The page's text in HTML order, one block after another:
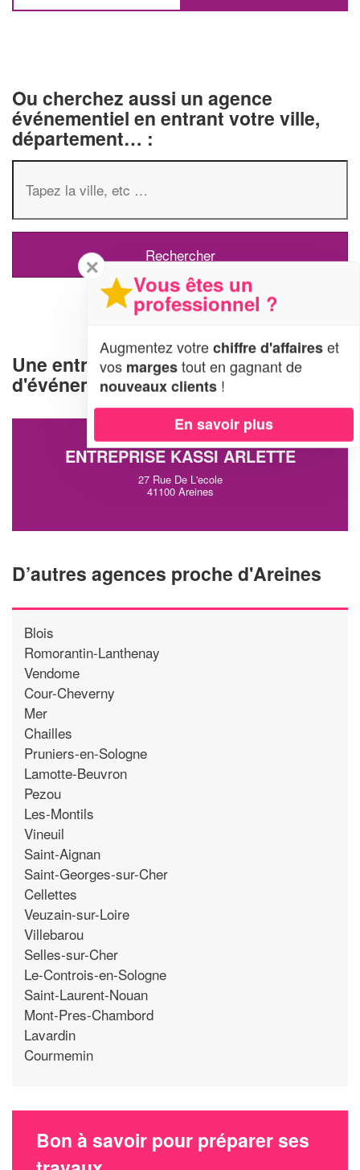
Ou cherchez aussi un agence
événementiel en entrant votre ville,
département… :
Une entreprise d'organisation
d'événements à Areines (41100)
ENTREPRISE KASSI ARLETTE
27 Rue De L'ecole
41100 Areines
D’autres agences proche d'Areines
Blois
Romorantin-Lanthenay
Vendome
Cour-Cheverny
Mer
Chailles
Pruniers-en-Sologne
Lamotte-Beuvron
Pezou
Les-Montils
Vineuil
Saint-Aignan
Saint-Georges-sur-Cher
Cellettes
Veuzain-sur-Loire
Villebarou
Selles-sur-Cher
Le-Controis-en-Sologne
Saint-Laurent-Nouan
Mont-Pres-Chambord
Lavardin
Courmemin
Bon à savoir pour préparer ses
✕
Vous êtes un
professionnel ?
Augmentez votrechiffre d'affaireset
vos margestout en gagnant de
nouveaux clients !
En savoir plus